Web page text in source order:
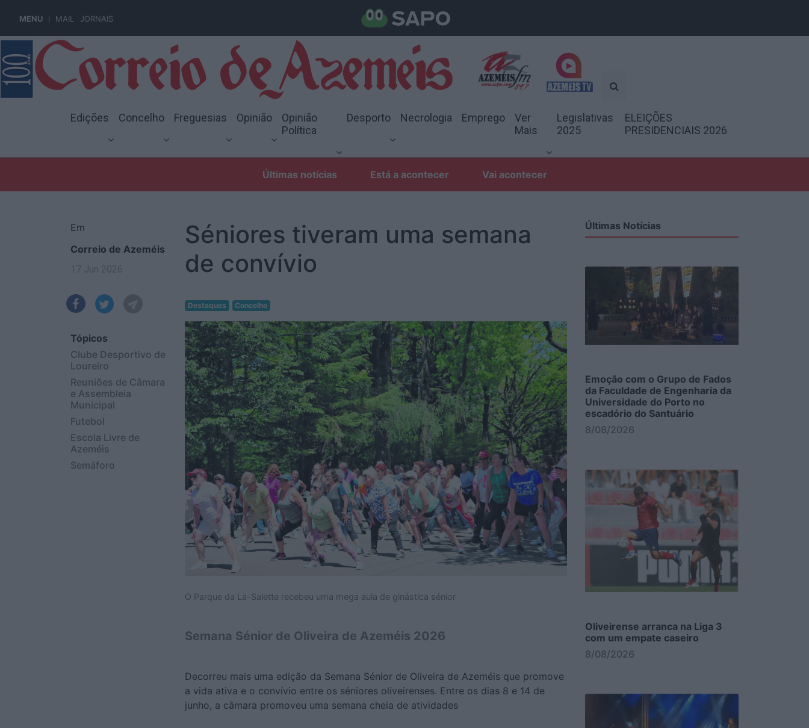
MENU MAIL JORNAIS
Edições Concelho Freguesias Opinião
Opinião
Política
Desporto Necrologia Emprego
Ver
Mais
Legislativas
2025
ELEIÇÕES
PRESIDENCIAIS 2026
Últimas notícias Está a acontecer Vai acontecer
Em
Correio de Azeméis
Tópicos
Clube Desportivo de
Loureiro
Reuniões de Câmara
e Assembleia
Municipal
Futebol
Escola Livre de
Azeméis
Semáforo
Séniores tiveram uma semana
de convívio
Destaques Concelho
O Parque da La-Salette recebeu uma mega aula de ginástica sénior
Semana Sénior de Oliveira de Azeméis 2026
Decorreu mais uma edição da Semana Sénior de Oliveira de Azeméis que promove
a vida ativa e o convívio entre os séniores oliveirenses. Entre os dias 8 e 14 de
junho, a câmara promoveu uma semana cheia de atividades
Últimas Notícias
Emoção com o Grupo de Fados
da Faculdade de Engenharia da
Universidade do Porto no
escadório do Santuário
8/08/2026
Oliveirense arranca na Liga 3
com um empate caseiro
8/08/2026